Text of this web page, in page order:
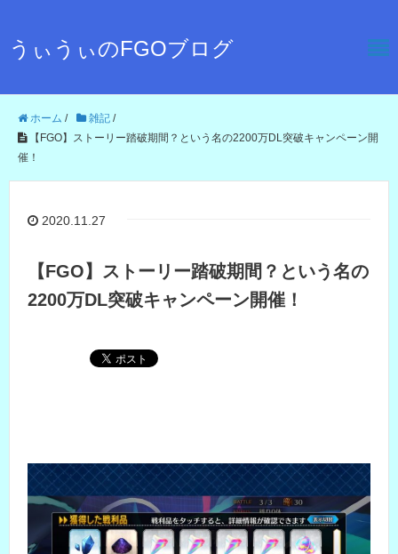
うぃうぃのFGOブログ
ホーム / 雑記 /
【FGO】ストーリー踏破期間？という名の2200万DL突破キャンペーン開
催！
2020.11.27
【FGO】ストーリー踏破期間？という名の
2200万DL突破キャンペーン開催！